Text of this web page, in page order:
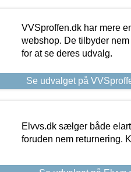
VVSproffen.dk har mere
webshop. De tilbyder
for at se deres udvalg.
Se udvalget på
Elvvs.dk sælger både
foruden nem returnering.